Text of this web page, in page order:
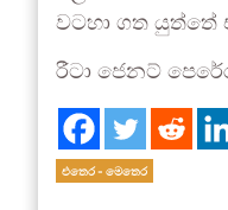
වටහා ගත යුත්තේ
රීටා ජෙනට්
එතෙර - මෙතෙර